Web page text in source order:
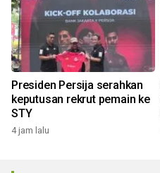
Presiden Persija serahkan
keputusan rekrut pemain ke
STY
4 jam lalu